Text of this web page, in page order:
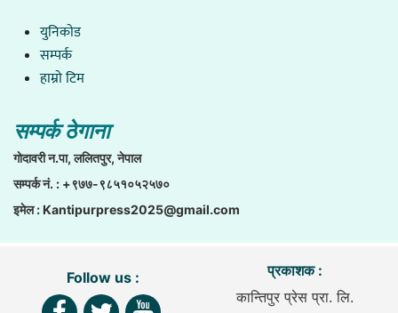
युनिकाेड
सम्पर्क
हाम्राे टिम
सम्पर्क ठेगाना
गाेदावरी न.पा, ललितपुर, नेपाल
सम्पर्क नं. : +९७७-९८५१०५२५७०
इमेल :Kantipurpress2025@gmail.com
Follow us :
प्रकाशक :
कान्तिपुर प्रेस प्रा. लि.